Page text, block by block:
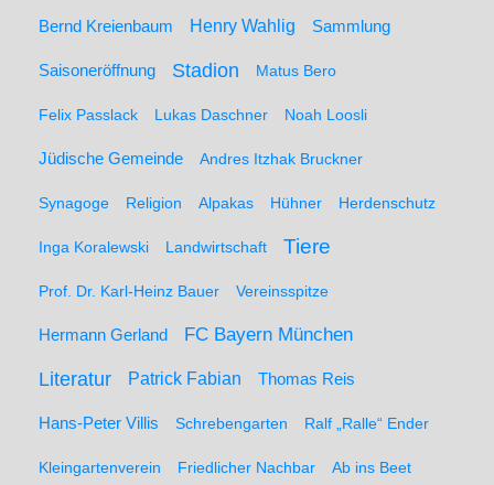
Bernd Kreienbaum Henry Wahlig Sammlung
Saisoneröffnung Stadion Matus Bero
Felix Passlack Lukas Daschner Noah Loosli
Jüdische Gemeinde Andres Itzhak Bruckner
Synagoge Religion Alpakas Hühner Herdenschutz
Inga Koralewski Landwirtschaft Tiere
Prof. Dr. Karl-Heinz Bauer Vereinsspitze
Hermann Gerland FC Bayern München
Literatur Patrick Fabian Thomas Reis
Hans-Peter Villis Schrebengarten Ralf „Ralle“ Ender
Kleingartenverein Friedlicher Nachbar Ab ins Beet